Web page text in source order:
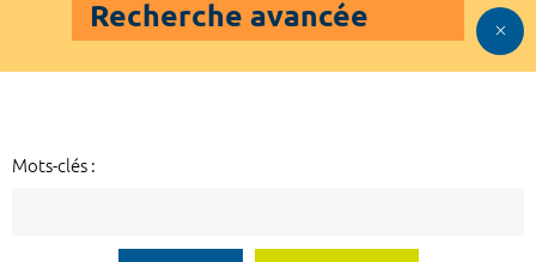
Recherche avancée
Mots-clés :